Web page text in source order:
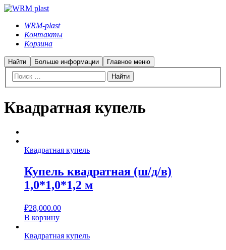
WRM-plast
Контакты
Корзина
Найти Больше информации Главное меню
Квадратная купель
Квадратная купель
Купель квадратная (ш/д/в)
1,0*1,0*1,2 м
₽28,000.00
В корзину
Квадратная купель